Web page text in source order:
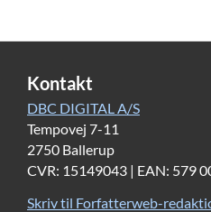
Kontakt
DBC DIGITAL A/S
Tempovej 7-11
2750 Ballerup
CVR: 15149043 | EAN: 579
Skriv til Forfatterweb-